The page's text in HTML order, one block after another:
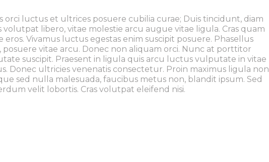
orci luctus et ultrices posuere cubilia curae; Duis tincidunt, diam
libero, vitae molestie arcu augue vitae ligula. Cras quam
Vivamus luctus egestas enim suscipit posuere. Phasellus
vitae arcu. Donec non aliquam orci. Nunc at porttitor
suscipit. Praesent in ligula quis arcu luctus vulputate in vitae
Donec ultricies venenatis consectetur. Proin maximus ligula non
sed nulla malesuada, faucibus metus non, blandit ipsum. Sed
velit lobortis. Cras volutpat eleifend nisi.